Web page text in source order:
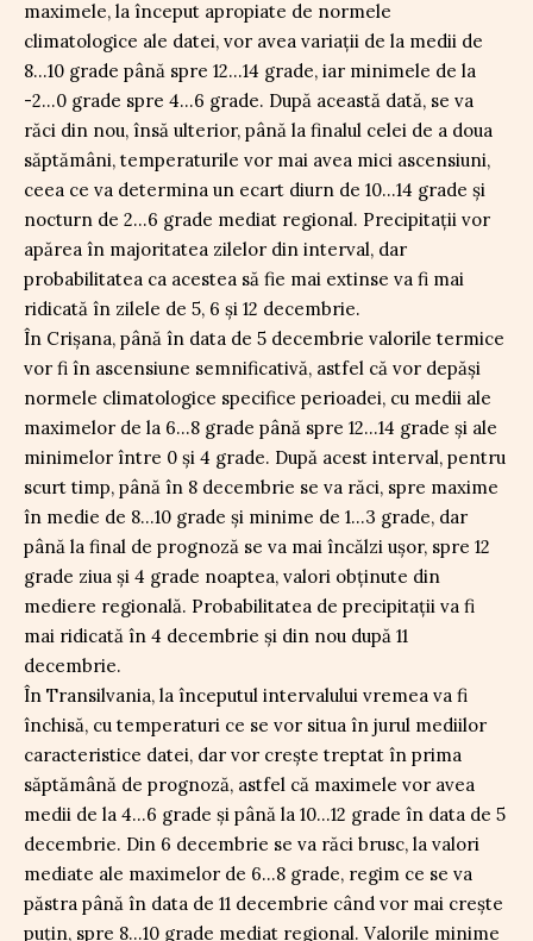
maximele, la început apropiate de normele
climatologice ale datei, vor avea variații de la medii de
8…10 grade până spre 12…14 grade, iar minimele de la
-2…0 grade spre 4…6 grade. După această dată, se va
răci din nou, însă ulterior, până la finalul celei de a doua
săptămâni, temperaturile vor mai avea mici ascensiuni,
ceea ce va determina un ecart diurn de 10…14 grade și
nocturn de 2…6 grade mediat regional. Precipitații vor
apărea în majoritatea zilelor din interval, dar
probabilitatea ca acestea să fie mai extinse va fi mai
ridicată în zilele de 5, 6 și 12 decembrie.
În Crișana, până în data de 5 decembrie valorile termice
vor fi în ascensiune semnificativă, astfel că vor depăși
normele climatologice specifice perioadei, cu medii ale
maximelor de la 6…8 grade până spre 12…14 grade și ale
minimelor între 0 și 4 grade. După acest interval, pentru
scurt timp, până în 8 decembrie se va răci, spre maxime
în medie de 8…10 grade și minime de 1…3 grade, dar
până la final de prognoză se va mai încălzi ușor, spre 12
grade ziua și 4 grade noaptea, valori obținute din
mediere regională. Probabilitatea de precipitații va fi
mai ridicată în 4 decembrie și din nou după 11
decembrie.
În Transilvania, la începutul intervalului vremea va fi
închisă, cu temperaturi ce se vor situa în jurul mediilor
caracteristice datei, dar vor crește treptat în prima
săptămână de prognoză, astfel că maximele vor avea
medii de la 4…6 grade și până la 10…12 grade în data de 5
decembrie. Din 6 decembrie se va răci brusc, la valori
mediate ale maximelor de 6…8 grade, regim ce se va
păstra până în data de 11 decembrie când vor mai crește
puțin, spre 8…10 grade mediat regional. Valorile minime